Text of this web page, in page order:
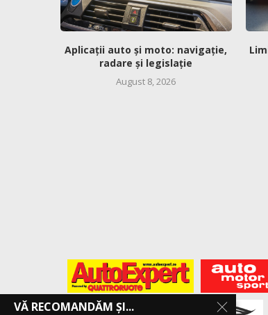
Aplicații auto și moto: navigație,
radare și legislație
August 8, 2026
VĂ RECOMANDĂM ȘI...